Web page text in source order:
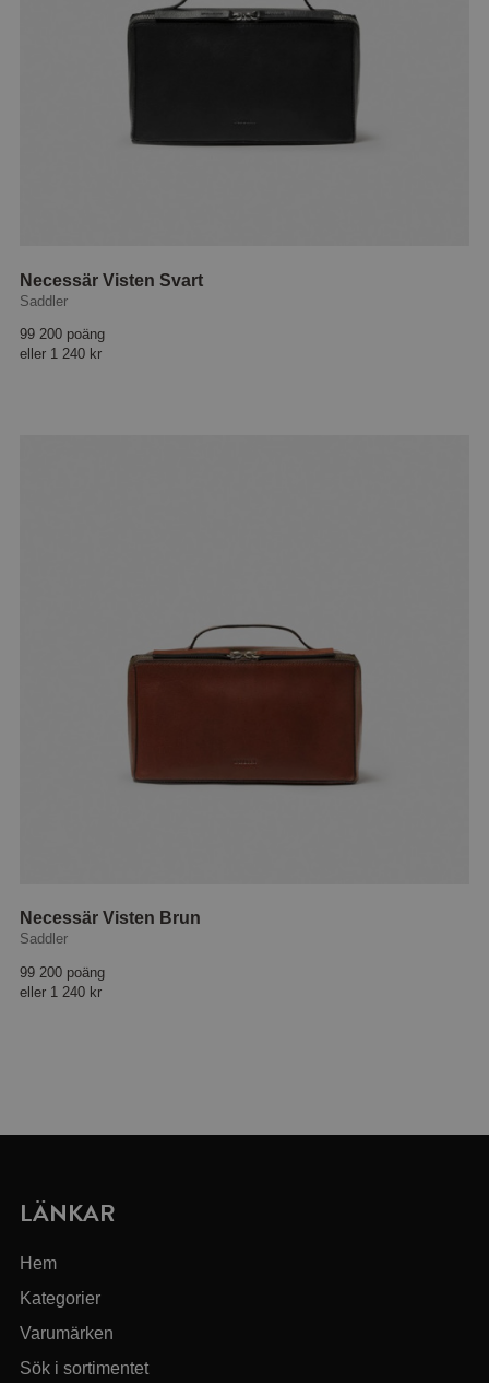
Necessär Visten Svart
Saddler
99 200 poäng
eller 1 240 kr
Necessär Visten Brun
Saddler
99 200 poäng
eller 1 240 kr
LÄNKAR
Hem
Kategorier
Varumärken
Sök i sortimentet